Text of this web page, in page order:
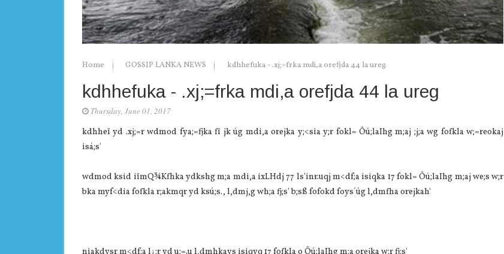
Home GOSSIP LANKA NEWS kdhhefuka - .xj;=frka mdi,a orefjda 44 la‌ ureg
kdhhefuka - .xj;=frka mdi,a orefjda 44 la‌ ureg
Thursday, June 01, 2017
kdhheï yd .xj;=r wdmod fya;=fjka fï jk úg mdi,a orejka y;<sia‌ y;r fokl= Ôú;la‍Ihg m;aj ;j;a wg fofkla‌ w;=reokaj
isá;s'
wdmod ksid iïmQ¾Kfhka ydkshg m;a mdi,a ixLHdj 77 ls'inr.uqj m<df;a isiqka 17 fokl= Ôú;la‍Ihg m;aj we;s w;r
bka myf<dia‌ fofkla‌ r;akmqr yd ksú;s., l,dmj,g wh;a fj;s' b;sß fofokd foys´úg l,dmfha orejkah'